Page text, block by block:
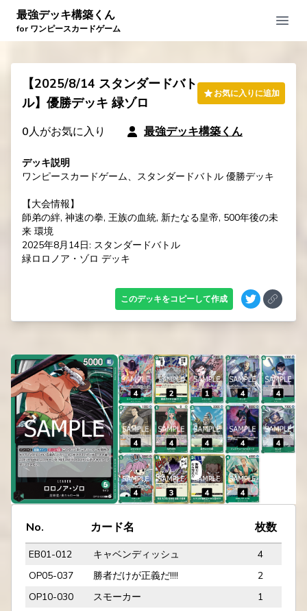
最強デッキ構築くん
for ワンピースカードゲーム
【2025/8/14 スタンダードバト
ル】優勝デッキ 緑ゾロ
お気に入りに追加
0人がお気に入り 最強デッキ構築くん
デッキ説明
ワンピースカードゲーム、スタンダードバトル 優勝デッキ
【大会情報】
師弟の絆, 神速の拳, 王族の血統, 新たなる皇帝, 500年後の未
来 環境
2025年8月14日: スタンダードバトル
緑ロロノア・ゾロ デッキ
このデッキをコピーして作成
No. カード名 枚数
EB01-012 キャベンディッシュ
4
OP05-037
勝者だけが正義だ!!!!
2
OP10-030
スモーカー
1